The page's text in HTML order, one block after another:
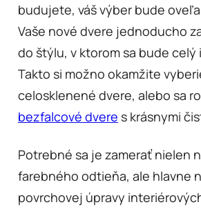
budujete, váš výber bude
Vaše nové dvere jednoducho
do štýlu, v ktorom sa bude celý
Takto si možno okamžite
celosklenené dvere, alebo sa
bezfalcové dvere s krásnymi
Potrebné sa je zamerať nielen
farebného odtieňa, ale hlavne
povrchovej úpravy